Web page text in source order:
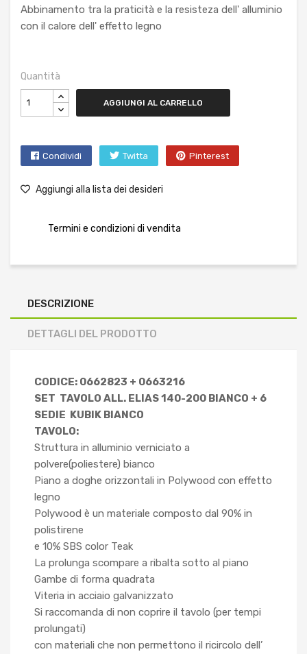
Abbinamento tra la praticità e la resisteza dell' alluminio
con il calore dell' effetto legno
Quantità
AGGIUNGI AL CARRELLO
Condividi Twitta Pinterest
Aggiungi alla lista dei desideri
Termini e condizioni di vendita
DESCRIZIONE
DETTAGLI DEL PRODOTTO
CODICE: 0662823 + 0663216
SET TAVOLO ALL. ELIAS 140-200 BIANCO + 6
SEDIE KUBIK BIANCO
TAVOLO:
Struttura in alluminio verniciato a
polvere(poliestere) bianco
Piano a doghe orizzontali in Polywood con effetto
legno
Polywood è un materiale composto dal 90% in
polistirene
e 10% SBS color Teak
La prolunga scompare a ribalta sotto al piano
Gambe di forma quadrata
Viteria in acciaio galvanizzato
Si raccomanda di non coprire il tavolo (per tempi
prolungati)
con materiali che non permettono il ricircolo dell’